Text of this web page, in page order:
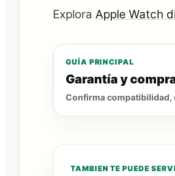
Explora Apple Watch
GUÍA PRINCIPAL
Garantía y
Confirma compatibilidad,
TAMBIEN TE PUEDE